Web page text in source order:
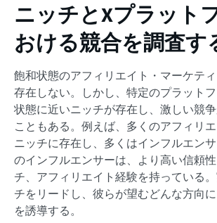
ニッチとXプラット
おける競合を調査す
飽和状態のアフィリエイト・マーケテ
存在しない。しかし、特定のプラット
状態に近いニッチが存在し、激しい競
こともある。例えば、多くのアフィリ
ニッチに存在し、多くはインフルエン
のインフルエンサーは、より高い信頼
チ、アフィリエイト経験を持っている
チをリードし、彼らが望むどんな方向
を誘導する。